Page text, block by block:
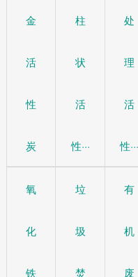
金
活
性
炭
柱
状
活
性···
处
理
活
性···
氧
化
铁
垃
圾
焚
有
机
废